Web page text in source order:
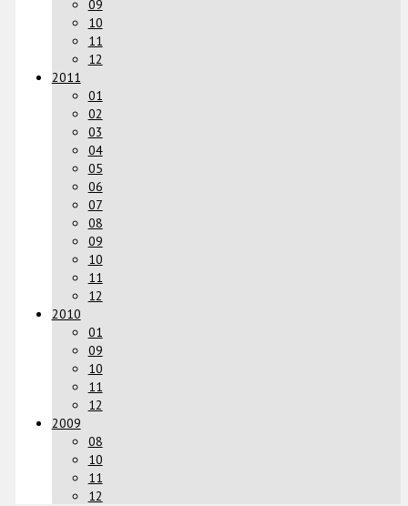
09
10
11
12
2011
01
02
03
04
05
06
07
08
09
10
11
12
2010
01
09
10
11
12
2009
08
10
11
12